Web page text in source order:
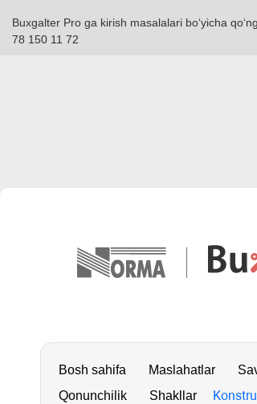
Buxgalter Pro ga kirish masalalari boʻyicha
78 150 11 72
Bosh sahifa Maslahatlar
Qonunchilik
Shakllar